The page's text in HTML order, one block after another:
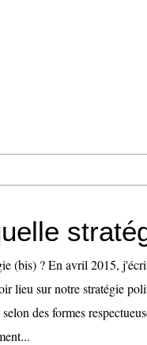
(bis) ? En avril 2015,
lieu sur notre stratégie
des formes